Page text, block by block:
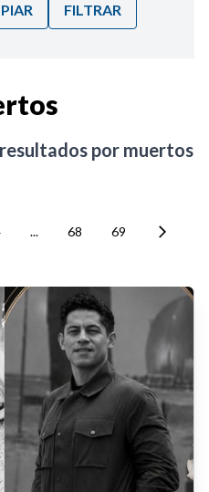
FILTRAR
resultados por muertos
... 68 69